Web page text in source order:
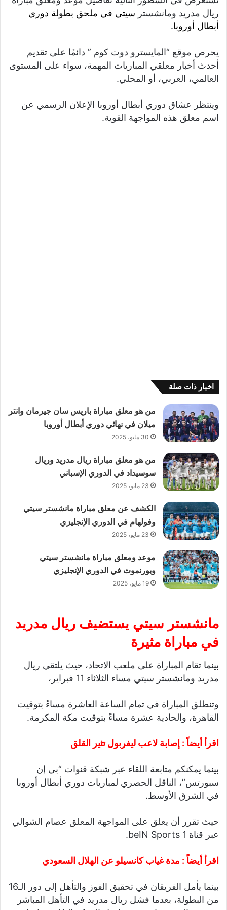
ريال مدريد ومانشستر سيتي في ملحق بطولة دوري
أبطال أوروبا.
يحرص موقع “المايسترو دوت كوم ” دائمًا على تقديم
أحدث أخبار معلقي المباريات المهمة، سواء على المستوى
العالمي، العربي، أو المحلي.
وينتظر عشاق دوري أبطال أوروبا الإعلان الرسمي عن
اسم معلق هذه المواجهة القوية.
اخبار ذات صلة
من هو معلق مباراة باريس سان جيرمان وانتر
ميلان في نهائي دوري أبطال أوروبا
30 مايو، 2025
من هو معلق مباراة ريال مدريد وريال
سوسيداد في الدوري الإسباني
23 مايو، 2025
الكشف عن معلق مباراة مانشستر سيتي
وفولهام في الدوري الإنجليزي
23 مايو، 2025
موعد ومعلق مباراة مانشستر سيتي
وبورنموث في الدوري الإنجليزي
19 مايو، 2025
مانشستر سيتي يستضيف ريال مدريد
في مباراة مثيرة
بينما تقام المباراة على ملعب الاتحاد، حيث يلتقي ريال
مدريد ومانشستر سيتي مساء الثلاثاء 11 فبراير،
وتنطلق المباراة في تمام الساعة العاشرة مساءً بتوقيت
القاهرة، والحادية عشرة مساءً بتوقيت مكة المكرمة.
اقرأ أيضاً : إصابة لاعب ليفربول تثير القلق
بينما يمكنكم متابعة اللقاء عبر شبكة قنوات “بي إن
سبورتس”، الناقل الحصري لمباريات دوري أبطال أوروبا
في الشرق الأوسط.
حيث تقرر أن يعلق على المواجهة المعلق عصام الشوالي
عبر قناة beIN Sports 1.
اقرأ أيضاً : مدة غياب كانسيلو عن الهلال السعودي
بينما يأمل الفريقان في تحقيق الفوز والتأهل إلى دور الـ16
من البطولة، بعدما فشل ريال مدريد في التأهل المباشر